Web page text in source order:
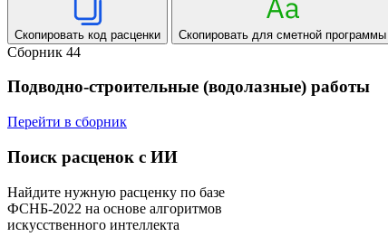
Скопировать код расценки Скопировать для сметной программы
Сборник 44
Подводно-строительные (водолазные) работы
Перейти в сборник
Поиск расценок с ИИ
Найдите нужную расценку по базе
ФСНБ-2022 на основе алгоритмов
искусственного интеллекта